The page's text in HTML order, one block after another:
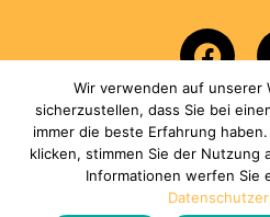
Impressum|
Wir verwenden auf unserer
sicherzustellen, dass Sie bei
immer die beste Erfahrung
klicken, stimmen Sie der Nutzung
Informationen werfen Sie